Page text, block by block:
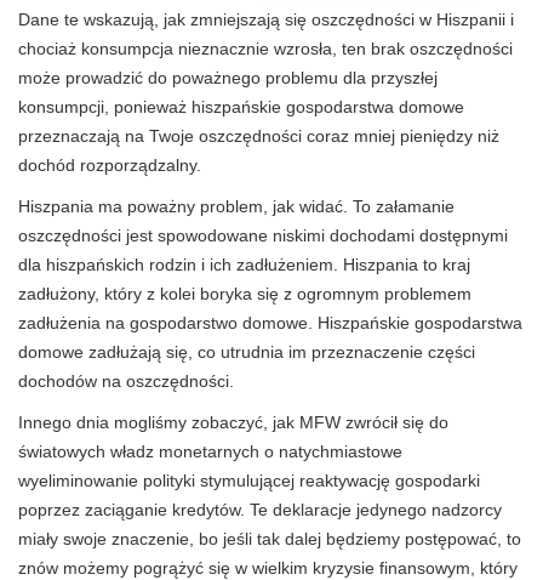
Dane te wskazują, jak zmniejszają się oszczędności w Hiszpanii i
chociaż konsumpcja nieznacznie wzrosła, ten brak oszczędności
może prowadzić do poważnego problemu dla przyszłej
konsumpcji, ponieważ hiszpańskie gospodarstwa domowe
przeznaczają na Twoje oszczędności coraz mniej pieniędzy niż
dochód rozporządzalny.
Hiszpania ma poważny problem, jak widać. To załamanie
oszczędności jest spowodowane niskimi dochodami dostępnymi
dla hiszpańskich rodzin i ich zadłużeniem. Hiszpania to kraj
zadłużony, który z kolei boryka się z ogromnym problemem
zadłużenia na gospodarstwo domowe. Hiszpańskie gospodarstwa
domowe zadłużają się, co utrudnia im przeznaczenie części
dochodów na oszczędności.
Innego dnia mogliśmy zobaczyć, jak MFW zwrócił się do
światowych władz monetarnych o natychmiastowe
wyeliminowanie polityki stymulującej reaktywację gospodarki
poprzez zaciąganie kredytów. Te deklaracje jedynego nadzorcy
miały swoje znaczenie, bo jeśli tak dalej będziemy postępować, to
znów możemy pogrążyć się w wielkim kryzysie finansowym, który